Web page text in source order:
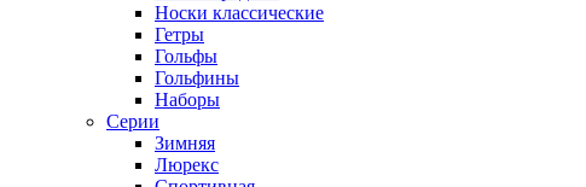
Носки классические
Гетры
Гольфы
Гольфины
Наборы
Серии
Зимняя
Люрекс